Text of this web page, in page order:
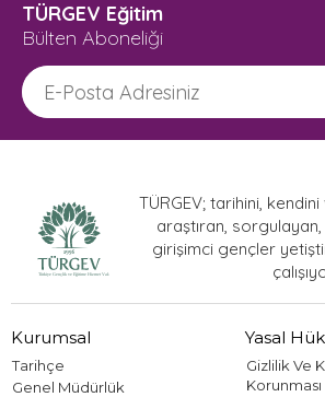
TÜRGEV Eğitim
Bülten Aboneliği
TÜRGEV; tarihini,
araştıran,
girişimci gençler
Kurumsal
Tarihçe
Genel Müdürlük
Yasal
Gizlilik Ve
Korunması